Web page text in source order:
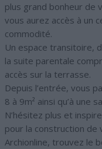
plus grand bonheur de
vous aurez accès à un
commodité.
Un espace transitoire,
la suite parentale
accès sur la terrasse.
Depuis l’entrée, vous
8 à 9m² ainsi qu’à une
N’hésitez plus et
pour la construction de
Archionline, trouvez le